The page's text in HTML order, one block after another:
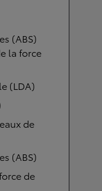
(ABS)
la force
(LDA)
de
(ABS)
de